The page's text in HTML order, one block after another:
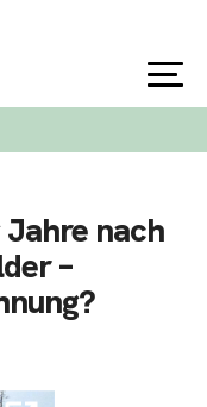
nach
–